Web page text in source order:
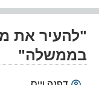
"להעיר את
בממשלה"